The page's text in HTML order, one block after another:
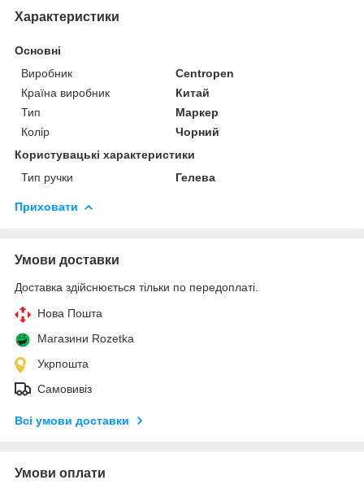
Характеристики
Основні
Виробник
Centropen
Країна виробник
Китай
Тип
Маркер
Колір
Чорний
Користувацькі характеристики
Тип ручки
Гелева
Приховати
Умови доставки
Доставка здійснюється тільки по передоплаті.
Нова Пошта
Магазини Rozetka
Укрпошта
Самовивіз
Всі умови доставки
Умови оплати